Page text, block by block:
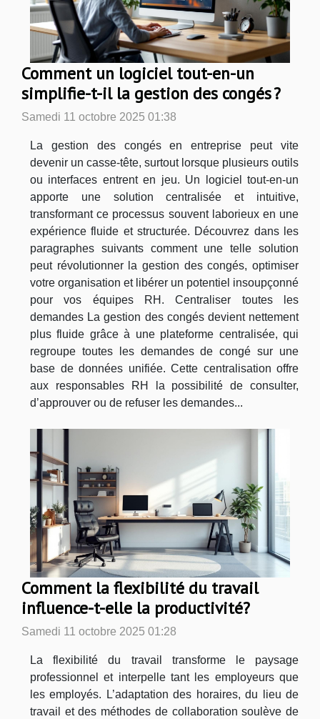
Comment un logiciel tout-en-un
simplifie-t-il la gestion des congés ?
Samedi 11 octobre 2025 01:38
La gestion des congés en entreprise peut vite
devenir un casse-tête, surtout lorsque plusieurs outils
ou interfaces entrent en jeu. Un logiciel tout-en-un
apporte une solution centralisée et intuitive,
transformant ce processus souvent laborieux en une
expérience fluide et structurée. Découvrez dans les
paragraphes suivants comment une telle solution
peut révolutionner la gestion des congés, optimiser
votre organisation et libérer un potentiel insoupçonné
pour vos équipes RH. Centraliser toutes les
demandes La gestion des congés devient nettement
plus fluide grâce à une plateforme centralisée, qui
regroupe toutes les demandes de congé sur une
base de données unifiée. Cette centralisation offre
aux responsables RH la possibilité de consulter,
d’approuver ou de refuser les demandes...
Comment la flexibilité du travail
influence-t-elle la productivité?
Samedi 11 octobre 2025 01:28
La flexibilité du travail transforme le paysage
professionnel et interpelle tant les employeurs que
les employés. L’adaptation des horaires, du lieu de
travail et des méthodes de collaboration soulève de